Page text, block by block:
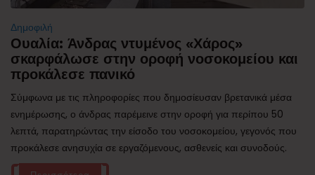
Δημοφιλή
Ουαλία: Άνδρας ντυμένος «Χάρος»
σκαρφάλωσε στην οροφή νοσοκομείου και
προκάλεσε πανικό
Σύμφωνα με τις πληροφορίες που δημοσίευσαν βρετανικά μέσα
ενημέρωσης, ο άνδρας παρέμεινε στην οροφή για περίπου 50
λεπτά, παρατηρώντας την είσοδο του νοσοκομείου, γεγονός που
προκάλεσε ανησυχία σε εργαζόμενους, ασθενείς και συνοδούς.